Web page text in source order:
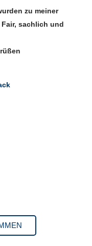
zu meiner
sachlich und